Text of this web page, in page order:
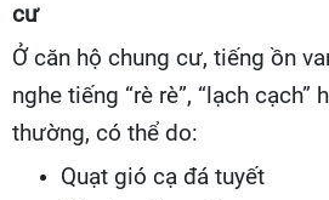
cư
Ở căn hộ chung cư, tiếng ồn
nghe tiếng “rè rè”, “lạch cạch”
thường, có thể do:
Quạt gió cạ đá tuyết